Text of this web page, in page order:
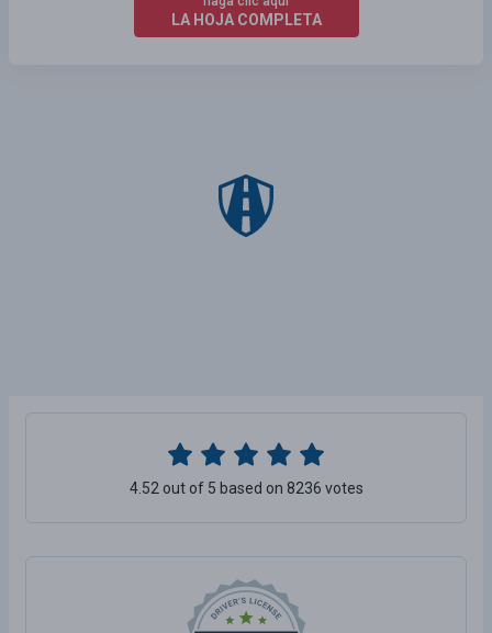
4.52 out of 5 based on 8236 votes
LA HOJA COMPLETA